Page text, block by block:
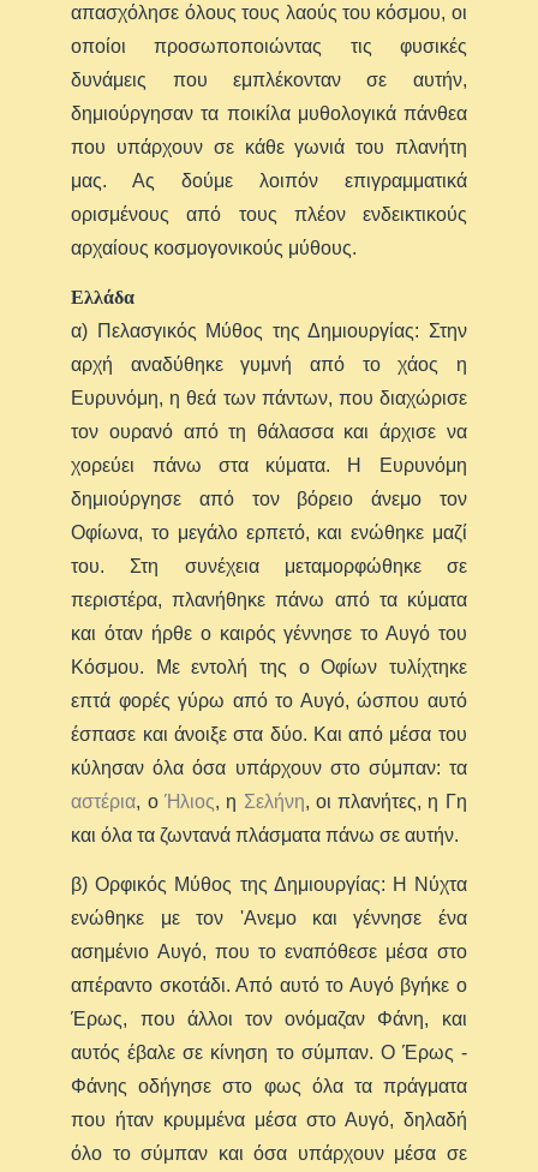
απασχόλησε όλους τους λαούς του κόσμου, οι
οποίοι προσωποποιώντας τις φυσικές
δυνάμεις που εμπλέκονταν σε αυτήν,
δημιούργησαν τα ποικίλα μυθολογικά πάνθεα
που υπάρχουν σε κάθε γωνιά του πλανήτη
μας. Ας δούμε λοιπόν επιγραμματικά
ορισμένους από τους πλέον ενδεικτικούς
αρχαίους κοσμογονικούς μύθους.
Ελλάδα
α) Πελασγικός Μύθος της Δημιουργίας: Στην
αρχή αναδύθηκε γυμνή από το χάος η
Ευρυνόμη, η θεά των πάντων, που διαχώρισε
τον ουρανό από τη θάλασσα και άρχισε να
χορεύει πάνω στα κύματα. Η Ευρυνόμη
δημιούργησε από τον βόρειο άνεμο τον
Οφίωνα, το μεγάλο ερπετό, και ενώθηκε μαζί
του. Στη συνέχεια μεταμορφώθηκε σε
περιστέρα, πλανήθηκε πάνω από τα κύματα
και όταν ήρθε ο καιρός γέννησε το Αυγό του
Κόσμου. Με εντολή της ο Οφίων τυλίχτηκε
επτά φορές γύρω από το Αυγό, ώσπου αυτό
έσπασε και άνοιξε στα δύο. Και από μέσα του
κύλησαν όλα όσα υπάρχουν στο σύμπαν: τα
αστέρια, ο Ήλιος, η Σελήνη, οι πλανήτες, η Γη
και όλα τα ζωντανά πλάσματα πάνω σε αυτήν.
β) Ορφικός Μύθος της Δημιουργίας: Η Νύχτα
ενώθηκε με τον 'Aνεμο και γέννησε ένα
ασημένιο Αυγό, που το εναπόθεσε μέσα στο
απέραντο σκοτάδι. Από αυτό το Αυγό βγήκε ο
Έρως, που άλλοι τον ονόμαζαν Φάνη, και
αυτός έβαλε σε κίνηση το σύμπαν. Ο Έρως -
Φάνης οδήγησε στο φως όλα τα πράγματα
που ήταν κρυμμένα μέσα στο Αυγό, δηλαδή
όλο το σύμπαν και όσα υπάρχουν μέσα σε